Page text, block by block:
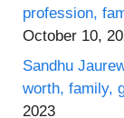
profession,
October 10,
Sandhu
worth, family,
2023